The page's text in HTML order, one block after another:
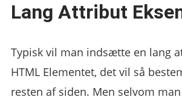
Lang Attribut
Typisk vil man indsætte en lang
HTML Elementet, det vil så
resten af siden. Men selvom